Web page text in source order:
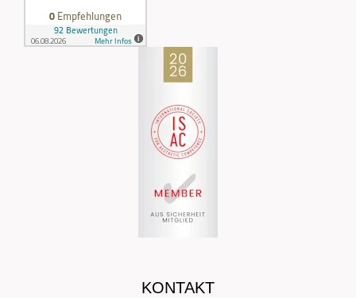
KONTAKT